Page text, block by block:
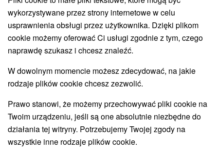
Jazda konna(3) Skanseny (11) Teatry(2)
Chaty górskie (10) Zamki(3)
Areny laserowe i paintball (3) Rafting, rafting, rafting(3)
Obiekty architektoniczne(1) Ośrodek narciarski
Parki miejskie i zamkowe
Pola golfowe (1) Tory gokartowe(1)
Amfiteatry i kina w przyrodzie (2)
Tory bobslejowe(3) Kolejki linowe(6)
Atrakcje z adrenaliną(28) Atrakcje turystyczne(34)
Muzea i galerie(12)
Ogrody zoologiczne i fermy zwierząt(3)
wykorzystywane przez strony internetowe w celu
usprawnienia obsługi przez użytkownika. Dzięki plikom
cookie możemy oferować Ci usługi zgodnie z tym, czego
naprawdę szukasz i chcesz znaleźć.
W dowolnym momencie możesz zdecydować, na jakie
rodzaje plików cookie chcesz zezwolić.
Prawo stanowi, że możemy przechowywać pliki cookie na
Twoim urządzeniu, jeśli są one absolutnie niezbędne do
działania tej witryny. Potrzebujemy Twojej zgody na
wszystkie inne rodzaje plików cookie.